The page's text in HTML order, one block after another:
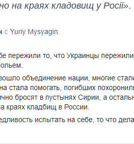
на краях кладовищ у Росії».